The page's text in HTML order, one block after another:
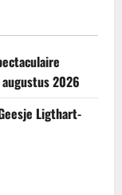
2026
Ligthart-